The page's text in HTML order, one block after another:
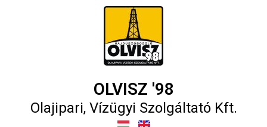
OLVISZ '98
Olajipari, Vízügyi Szolgáltató Kft.​